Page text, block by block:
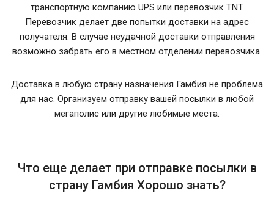
транспортную компанию UPS или перевозчик TNT.
Перевозчик делает две попытки доставки на адрес
получателя. В случае неудачной доставки отправления
возможно забрать его в местном отделении перевозчика.
Доставка в любую страну назначения Гамбия не проблема
для нас. Организуем отправку вашей посылки в любой
мегаполис или другие любимые места.
Что еще делает при отправке посылки в
страну Гамбия Хорошо знать?